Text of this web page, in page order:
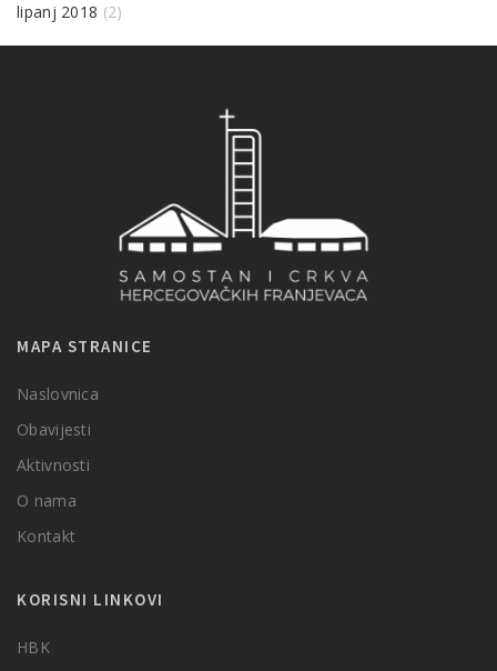
lipanj 2018 (2)
MAPA STRANICE
Naslovnica
Obavijesti
Aktivnosti
O nama
Kontakt
KORISNI LINKOVI
HBK